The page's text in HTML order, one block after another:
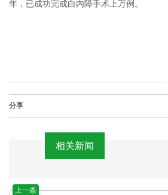
年，已成功完成白内障手术上万例。
分享
相关新闻
上一条